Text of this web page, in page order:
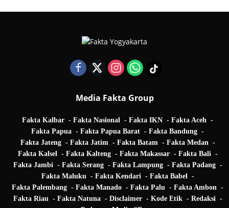
Media Fakta Group
Fakta Kalbar Fakta Nasional Fakta IKN
Fakta Aceh
Fakta Papua
Fakta Papua Barat
Fakta Bandung
Fakta Jateng
Fakta Jatim Fakta Batam
Fakta Medan
Fakta Kalsel
Fakta Kalteng Fakta Makassar
Fakta Bali
Fakta Jambi
Fakta Serang Fakta Lampung
Fakta Padang
Fakta Maluku
Fakta Kendari
Fakta Babel
Fakta Palembang
Fakta Manado Fakta Palu
Fakta Ambon
Fakta Riau
Fakta Natuna Disclaimer Kode Etik
Redaksi